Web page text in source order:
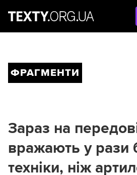
ФРАГМЕНТИ
Зараз на
вражають у рази
техніки, ніж